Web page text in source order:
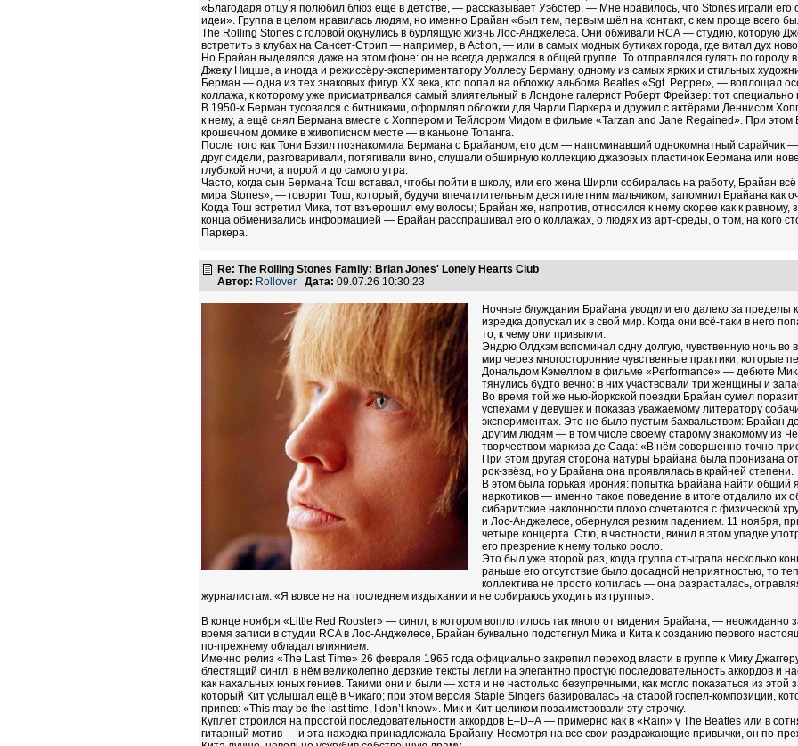
«Благодаря отцу я полюбил блюз ещё в детстве, — рассказывает Уэбстер. — Мне нравилось, что Stones играли
идеи». Группа в целом нравилась людям, но именно Брайан «был тем, первым шёл на контакт, с кем проще всего
The Rolling Stones с головой окунулись в бурлящую жизнь Лос‑Анджелеса. Они обживали RCA — студию,
встретить в клубах на Сансет‑Стрип — например, в Action, — или в самых модных бутиках города, где витал дух
Но Брайан выделялся даже на этом фоне: он не всегда держался в общей группе. То отправлялся гулять по
Джеку Ницше, а иногда и режиссёру-экспериментатору Уоллесу Берману, одному из самых ярких и стильных
Берман — одна из тех знаковых фигур XX века, кто попал на обложку альбома Beatles «Sgt. Pepper», — воплощал
коллажа, к которому уже присматривался самый влиятельный в Лондоне галерист Роберт Фрейзер: тот специально
В 1950‑х Берман тусовался с битниками, оформлял обложки для Чарли Паркера и дружил с актёрами Деннисом
к нему, а ещё снял Бермана вместе с Хоппером и Тейлором Мидом в фильме «Tarzan and Jane Regained». При
крошечном домике в живописном месте — в каньоне Топанга.
После того как Тони Бэзил познакомила Бермана с Брайаном, его дом — напоминавший однокомнатный сарайчик
друг сидели, разговаривали, потягивали вино, слушали обширную коллекцию джазовых пластинок Бермана или
глубокой ночи, а порой и до самого утра.
Часто, когда сын Бермана Тош вставал, чтобы пойти в школу, или его жена Ширли собиралась на работу, Брайан
мира Stones», — говорит Тош, который, будучи впечатлительным десятилетним мальчиком, запомнил Брайана как
Когда Тош встретил Мика, тот взъерошил ему волосы; Брайан же, напротив, относился к нему скорее как к
конца обменивались информацией — Брайан расспрашивал его о коллажах, о людях из арт‑среды, о том, на кого
Паркера.
Re: The Rolling Stones Family: Brian Jones' Lonely Hearts Club
Автор: Rollover Дата: 09.07.26 10:30:23
Ночные блуждания Брайана уводили его далеко за пределы
изредка допускал их в свой мир. Когда они всё‑таки в него
то, к чему они привыкли.
Эндрю Олдхэм вспоминал одну долгую, чувственную ночь
мир через многосторонние чувственные практики, которые
Дональдом Кэмеллом в фильме «Performance» — дебюте
тянулись будто вечно: в них участвовали три женщины и
Во время той же нью‑йоркской поездки Брайан сумел
успехами у девушек и показав уважаемому литератору
экспериментах. Это не было пустым бахвальством: Брайан
другим людям — в том числе своему старому знакомому из
творчеством маркиза де Сада: «В нём совершенно точно
При этом другая сторона натуры Брайана была пронизана
рок‑звёзд, но у Брайана она проявлялась в крайней степени.
В этом была горькая ирония: попытка Брайана найти общий
наркотиков — именно такое поведение в итоге отдалило их
сибаритские наклонности плохо сочетаются с физической
и Лос‑Анджелесе, обернулся резким падением. 11 ноября,
четыре концерта. Стю, в частности, винил в этом упадке
его презрение к нему только росло.
Это был уже второй раз, когда группа отыграла несколько
раньше его отсутствие было досадной неприятностью, то
коллектива не просто копилась — она разрасталась,
журналистам: «Я вовсе не на последнем издыхании и не собираюсь уходить из группы».
В конце ноября «Little Red Rooster» — сингл, в котором воплотилось так много от видения Брайана, — неожиданно
время записи в студии RCA в Лос‑Анджелесе, Брайан буквально подстегнул Мика и Кита к созданию первого
по‑прежнему обладал влиянием.
Именно релиз «The Last Time» 26 февраля 1965 года официально закрепил переход власти в группе к Мику
блестящий сингл: в нём великолепно дерзкие тексты легли на элегантно простую последовательность аккордов
как нахальных юных гениев. Такими они и были — хотя и не настолько безупречными, как могло показаться из
который Кит услышал ещё в Чикаго; при этом версия Staple Singers базировалась на старой госпел‑композиции,
припев: «This may be the last time, I don’t know». Мик и Кит целиком позаимствовали эту строчку.
Куплет строился на простой последовательности аккордов E–D–A — примерно как в «Rain» у The Beatles или в
гитарный мотив — и эта находка принадлежала Брайану. Несмотря на все свои раздражающие привычки, он